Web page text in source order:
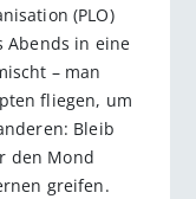
(PLO)
Abends in eine
– man
fliegen, um
Bleib
den Mond
greifen.